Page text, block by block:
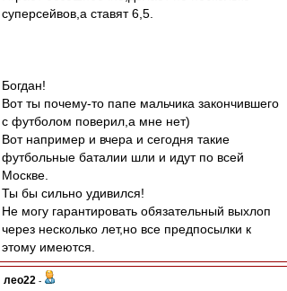
суперсейвов,а ставят 6,5.
Богдан!
Вот ты почему-то папе мальчика закончившего
с футболом поверил,а мне нет)
Вот например и вчера и сегодня такие
футбольные баталии шли и идут по всей
Москве.
Ты бы сильно удивился!
Не могу гарантировать обязательный выхлоп
через несколько лет,но все предпосылки к
этому имеются.
лео22 -